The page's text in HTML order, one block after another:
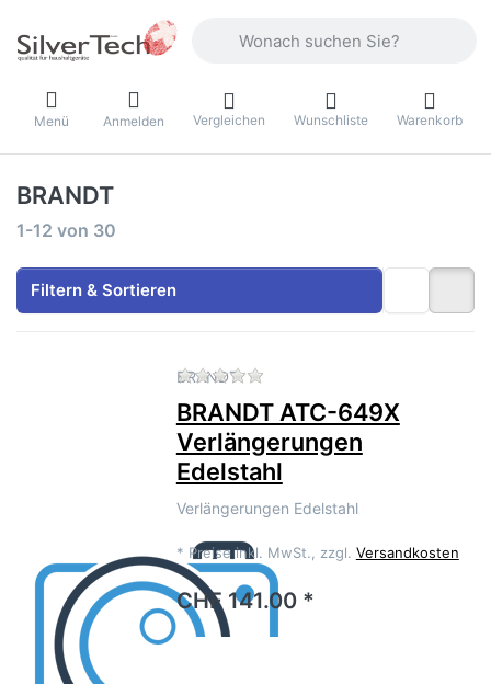
Menü Anmelden Vergleichen Wunschliste Warenkorb
BRANDT
Suchergebnisse:
1-12 von 30
Filtern & Sortieren
BRANDT Zu diesem Produkt liegen
BRANDT ATC-649X
Verlängerungen
Edelstahl
Verlängerungen Edelstahl
* Preise inkl. MwSt., zzgl. Versandkosten
CHF 141.00 *